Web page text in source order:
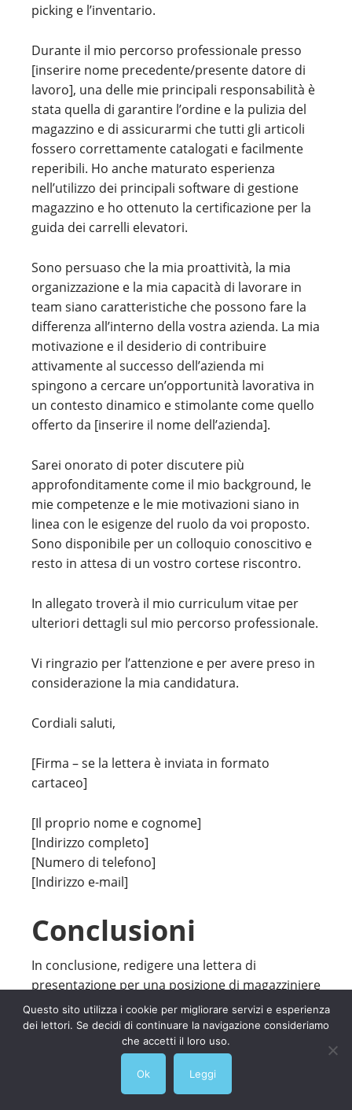
picking e l’inventario.
Durante il mio percorso professionale presso
[inserire nome precedente/presente datore di
lavoro], una delle mie principali responsabilità è
stata quella di garantire l’ordine e la pulizia del
magazzino e di assicurarmi che tutti gli articoli
fossero correttamente catalogati e facilmente
reperibili. Ho anche maturato esperienza
nell’utilizzo dei principali software di gestione
magazzino e ho ottenuto la certificazione per la
guida dei carrelli elevatori.
Sono persuaso che la mia proattività, la mia
organizzazione e la mia capacità di lavorare in
team siano caratteristiche che possono fare la
differenza all’interno della vostra azienda. La mia
motivazione e il desiderio di contribuire
attivamente al successo dell’azienda mi
spingono a cercare un’opportunità lavorativa in
un contesto dinamico e stimolante come quello
offerto da [inserire il nome dell’azienda].
Sarei onorato di poter discutere più
approfonditamente come il mio background, le
mie competenze e le mie motivazioni siano in
linea con le esigenze del ruolo da voi proposto.
Sono disponibile per un colloquio conoscitivo e
resto in attesa di un vostro cortese riscontro.
In allegato troverà il mio curriculum vitae per
ulteriori dettagli sul mio percorso professionale.
Vi ringrazio per l’attenzione e per avere preso in
considerazione la mia candidatura.
Cordiali saluti,
[Firma – se la lettera è inviata in formato
cartaceo]
[Il proprio nome e cognome]
[Indirizzo completo]
[Numero di telefono]
[Indirizzo e-mail]
Conclusioni
In conclusione, redigere una lettera di
presentazione per una posizione di magazziniere
richiede un approccio mirato che sottolinei le
tue competenze specifiche, esperienza e la tua
capacità di contribuire efficacemente alle
personalizzare ogni lettera per la posizione
Questo sito utilizza i cookie per migliorare servizi e esperienza
dei lettori. Se decidi di continuare la navigazione consideriamo
che accetti il loro uso.
Ok Leggi